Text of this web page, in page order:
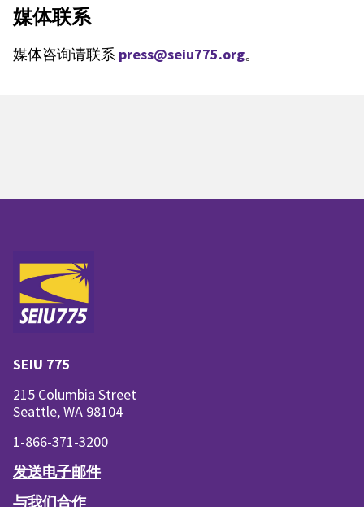
媒体联系
媒体咨询请联系 press@seiu775.org。
SEIU 775
215 Columbia Street
Seattle, WA 98104
1-866-371-3200
发送电子邮件
与我们合作